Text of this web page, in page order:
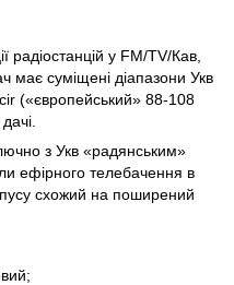
радіостанцій у FM/TV/Кав,
має суміщені діапазони Укв
(«європейський» 88-108
з Укв «радянським»
ефірного телебачення в
схожий на поширений